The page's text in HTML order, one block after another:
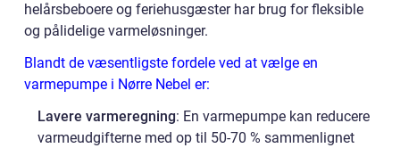
helårsbeboere og feriehusgæster har brug for fleksible
og pålidelige varmeløsninger.
Blandt de væsentligste fordele ved at vælge en
varmepumpe i Nørre Nebel er:
Lavere varmeregning: En varmepumpe kan reducere
varmeudgifterne med op til 50-70 % sammenlignet